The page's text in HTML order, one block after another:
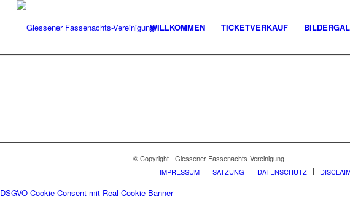
WILLKOMMEN TICKETVERKAUF
© Copyright - Giessener Fassenachts-Vereinigung
IMPRESSUM
SATZUNG DATENSCHUTZ
DSGVO Cookie Consent mit Real Cookie Banner